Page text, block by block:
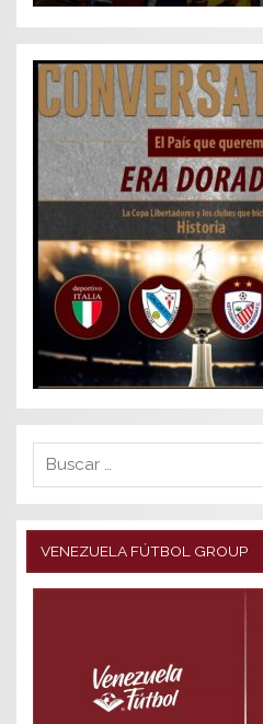
VENEZUELA FÚTBOL GROUP